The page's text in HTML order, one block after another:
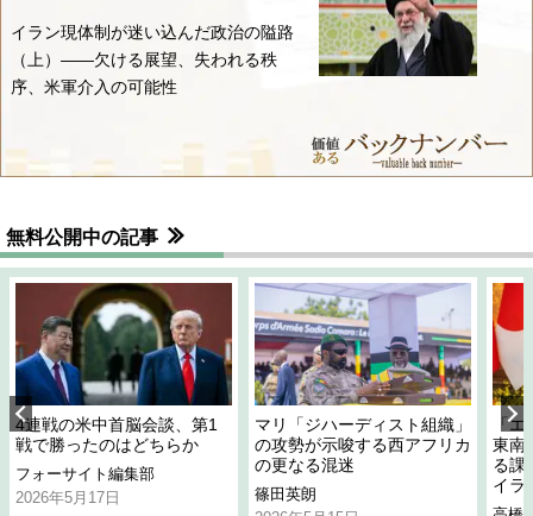
イラン現体制が迷い込んだ政治の隘路
（上）――欠ける展望、失われる秩
序、米軍介入の可能性
無料公開中の記事
4連戦の米中首脳会談、第1
戦で勝ったのはどちらか
フォーサイト編集部
2026年5月17日
マリ「ジハーディスト組織」
の攻勢が示唆する西アフリカ
の更なる混迷
篠田英朗
「
東南
る課
イラ